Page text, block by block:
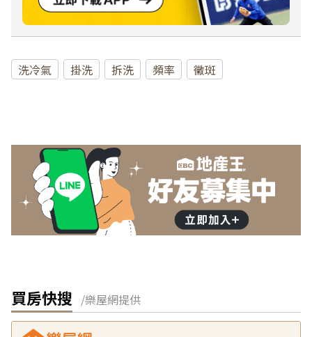
洗冷氣 掛洗 拆洗 頻率 黴斑
買房快搜 /樂屋網提供